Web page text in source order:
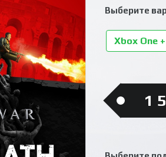
Выберите
Xbox One
1